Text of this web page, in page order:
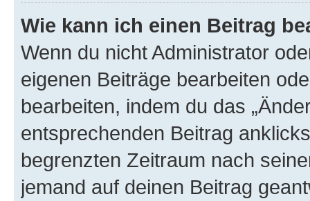
Wie kann ich einen Beitrag
Wenn du nicht Administrator
eigenen Beiträge bearbeiten
bearbeiten, indem du das
entsprechenden Beitrag
begrenzten Zeitraum nach
jemand auf deinen Beitrag